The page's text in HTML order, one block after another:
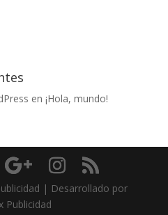
en ¡Hola, mundo!
| Desarrollado por
Publicidad